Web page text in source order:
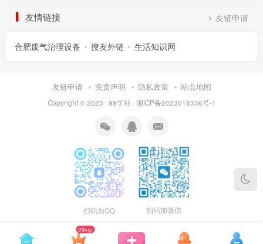
友情链接 友链申请
合肥废气治理设备 搜友外链 生活知识网
友链申请 免责声明 隐私政策 站点地图
Copyright © 2023 · 99学社 · 湘ICP备2023018336号-1
扫码加QQ 扫码加微信
99vip